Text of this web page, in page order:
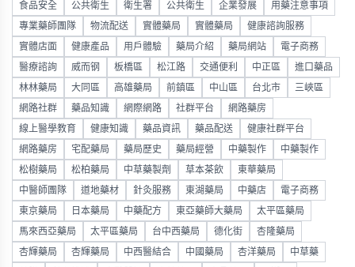
食品安全 公共衛生 衛生署 公共衛生 企業發展 用藥注意事項
專業藥師團隊 物流配送 實體藥局 實體藥局 健康諮詢服務
實體店面 健康產品 用戶體驗 藥局介紹 藥局網站 電子商務
醫療諮詢 威而钢 板橋區 松江路 交通便利 中正區 進口藥品
林林藥局 大同區 高雄藥局 前鎮區 中山區 台北市 三峽區
網路社群 藥品知識 網際網路 社群平台 網路藥房
線上醫學教育 健康知識 藥品資訊 藥品配送 健康社群平台
網路藥房 宅配藥局 藥局歷史 藥局經營 中藥製作 中藥製作
松樹藥局 松柏藥局 中草藥製劑 草本茶飲 東華藥局
中醫師團隊 道地藥材 針灸服務 東湖藥局 中藥店 電子商務
東京藥局 日本藥局 中藥配方 東亞藥師大藥局 太平區藥局
馬來西亞藥局 太平區藥局 台中西藥局 德化街 杏隆藥局
杏輝藥局 杏輝藥局 中西醫結合 中國藥局 杏洋藥局 中草藥